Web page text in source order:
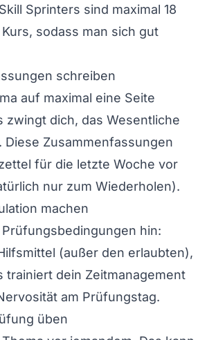
Sprinters sind maximal 18
sodass man sich gut
schreiben
auf maximal eine Seite
zwingt dich, das Wesentliche
Zusammenfassungen
für die letzte Woche vor
nur zum Wiederholen).
machen
hin:
(außer den erlaubten),
trainiert dein Zeitmanagement
am Prüfungstag.
üben